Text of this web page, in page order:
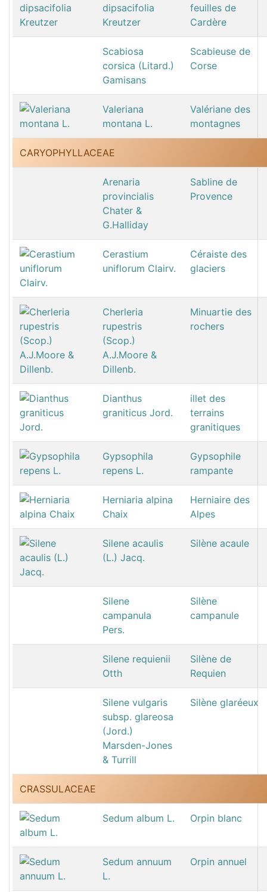
dipsacifolia
Kreutzer
feuilles de
Cardère
Scabiosa
corsica (Litard.)
Gamisans
Scabieuse de
Corse
Valeriana
montana L.
Valériane des
montagnes
CARYOPHYLLACEAE
Arenaria
provincialis
Chater &
G.Halliday
Sabline de
Provence
Cerastium
uniflorum Clairv.
Céraiste des
glaciers
Cherleria
rupestris
(Scop.)
A.J.Moore &
Dillenb.
Minuartie des
rochers
Dianthus
graniticus Jord.
illet des
terrains
granitiques
Gypsophila
repens L.
Gypsophile
rampante
Herniaria alpina
Chaix
Herniaire des
Alpes
Silene acaulis
(L.) Jacq.
Silène acaule
Silene
campanula
Pers.
Silène
campanule
Silene requienii
Otth
Silène de
Requien
Silene vulgaris
subsp. glareosa
(Jord.)
Marsden-Jones
& Turrill
Silène glaréeux
CRASSULACEAE
Sedum album L. Orpin blanc
Sedum annuum
L.
Orpin annuel